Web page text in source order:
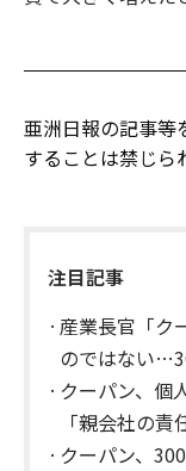
亜洲日報の記事等
することは禁じら
注目記事
産業長官「ク
のではない
議」
クーパン、個
「親会社の
クーパン、